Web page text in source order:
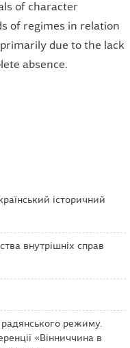
of character
of regimes in relation
due to the lack
absence.
історичний
внутрішніх справ
радянського режиму.
«Вінниччина в